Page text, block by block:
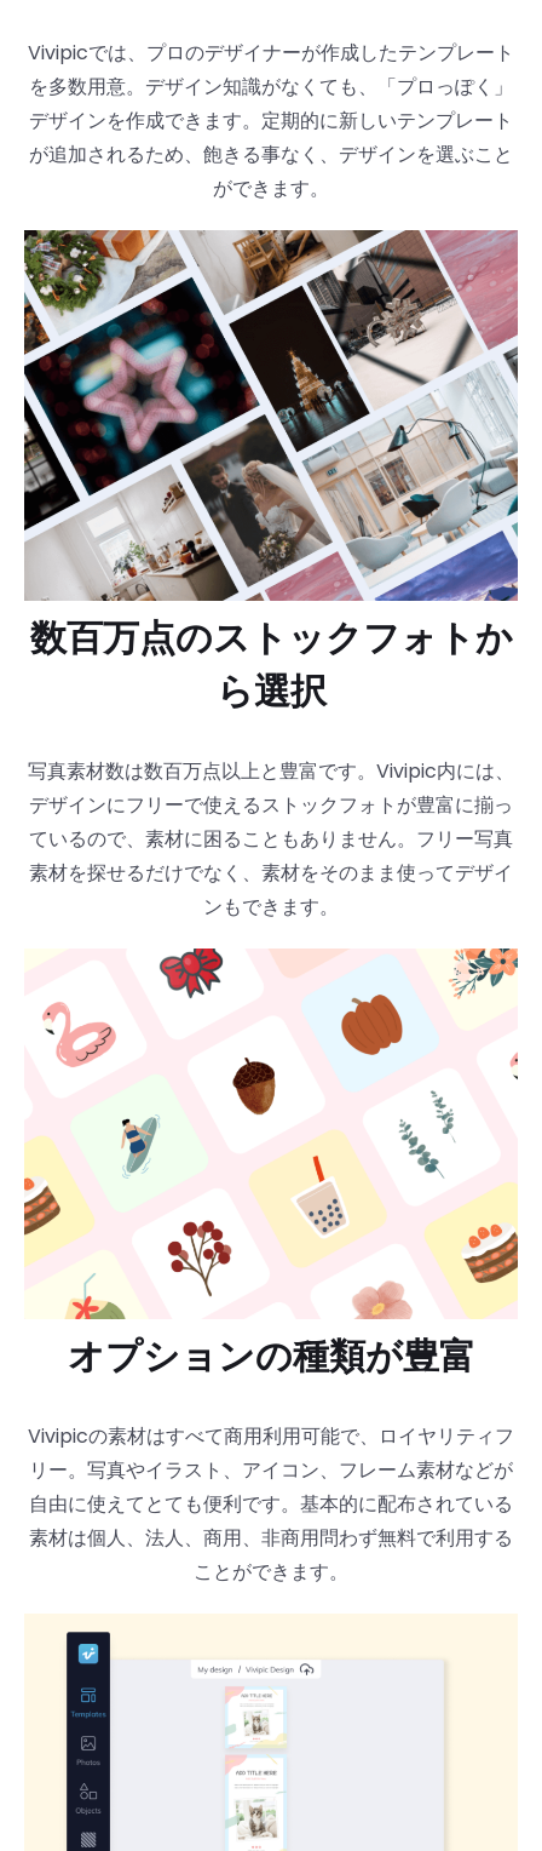
Vivipicでは、プロのデザイナーが作成したテンプレート
を多数用意。デザイン知識がなくても、「プロっぽく」
デザインを作成できます。定期的に新しいテンプレート
が追加されるため、飽きる事なく、デザインを選ぶこと
ができます。
数百万点のストックフォトか
ら選択
写真素材数は数百万点以上と豊富です。Vivipic内には、
デザインにフリーで使えるストックフォトが豊富に揃っ
ているので、素材に困ることもありません。フリー写真
素材を探せるだけでなく、素材をそのまま使ってデザイ
ンもできます。
オプションの種類が豊富
Vivipicの素材はすべて商用利用可能で、ロイヤリティフ
リー。写真やイラスト、アイコン、フレーム素材などが
自由に使えてとても便利です。基本的に配布されている
素材は個人、法人、商用、非商用問わず無料で利用する
ことができます。